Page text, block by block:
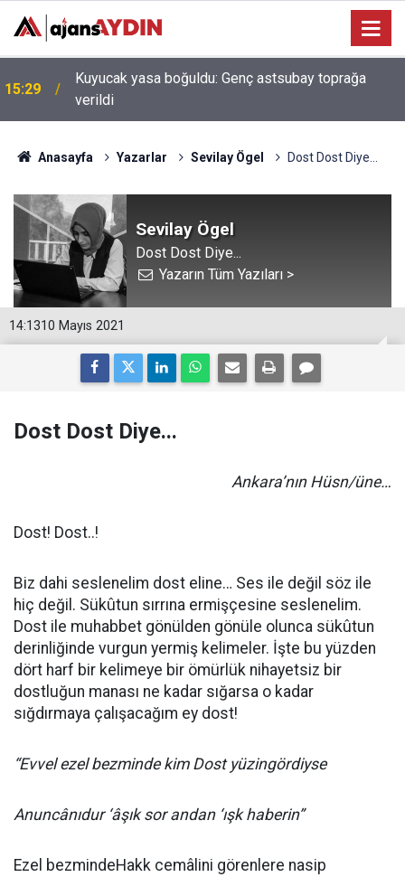
15:29
Kuyucak yasa boğuldu: Genç astsubay toprağa
verildi
Anasayfa Yazarlar Sevilay Ögel Dost Dost Diye...
Sevilay Ögel
Dost Dost Diye...
Yazarın Tüm Yazıları >
14:1310 Mayıs 2021
Dost Dost Diye...
Ankara’nın Hüsn/üne…
Dost! Dost..!
Biz dahi seslenelim dost eline… Ses ile değil söz ile
hiç değil. Sükûtun sırrına ermişçesine seslenelim.
Dost ile muhabbet gönülden gönüle olunca sükûtun
derinliğinde vurgun yermiş kelimeler. İşte bu yüzden
dört harf bir kelimeye bir ömürlük nihayetsiz bir
dostluğun manası ne kadar sığarsa o kadar
sığdırmaya çalışacağım ey dost!
“Evvel ezel bezminde kim Dost yüzingördiyse
Anuncânıdur ‘âşık sor andan ‘ışk haberin”
Ezel bezmindeHakk cemâlini görenlere nasip